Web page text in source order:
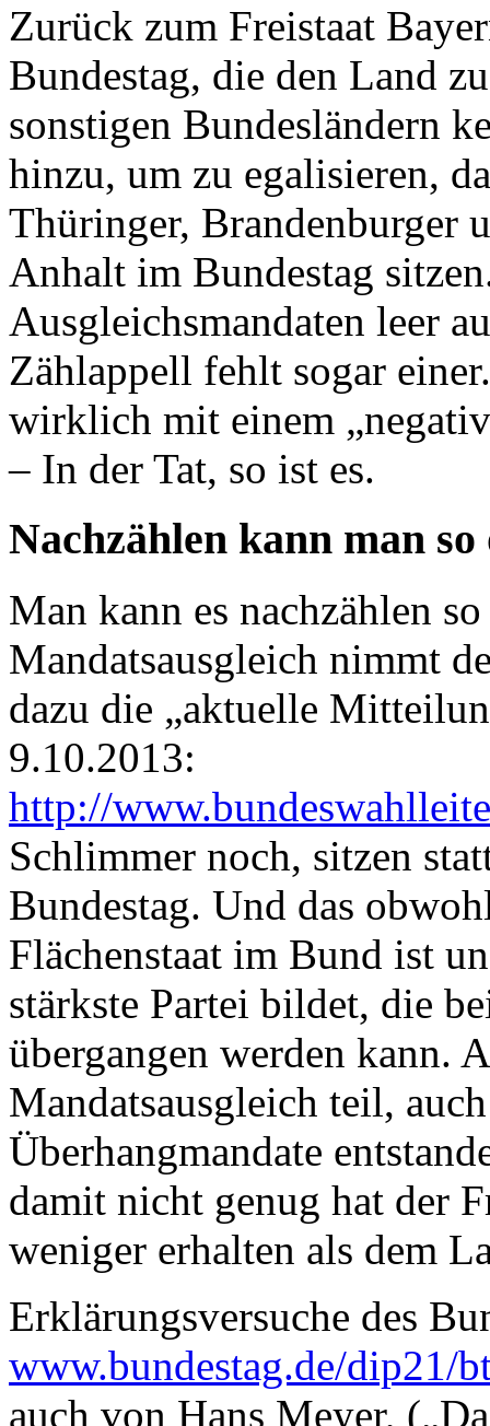
Zurück zum Freistaat
Bundestag, die den Land
sonstigen Bundesländern
hinzu, um zu egalisieren,
Thüringer, Brandenburger
Anhalt im Bundestag
Ausgleichsmandaten leer
Zählappell fehlt sogar
wirklich mit einem
– In der Tat, so ist es.
Nachzählen kann man
Man kann es nachzählen
Mandatsausgleich nimmt
dazu die „aktuelle
9.10.2013:
http://
Schlimmer noch, sitzen
Bundestag. Und das
Flächenstaat im Bund ist
stärkste Partei bildet, die
übergangen werden kann.
Mandatsausgleich teil,
Überhangmandate
damit nicht genug hat der
weniger erhalten als dem
Erklärungsversuche des
www.bundestag.de/dip21/
auch von Hans Meyer,